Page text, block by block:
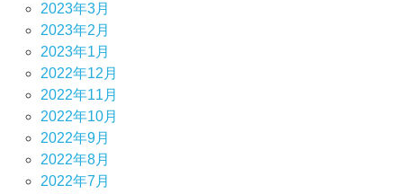
2023年3月
2023年2月
2023年1月
2022年12月
2022年11月
2022年10月
2022年9月
2022年8月
2022年7月